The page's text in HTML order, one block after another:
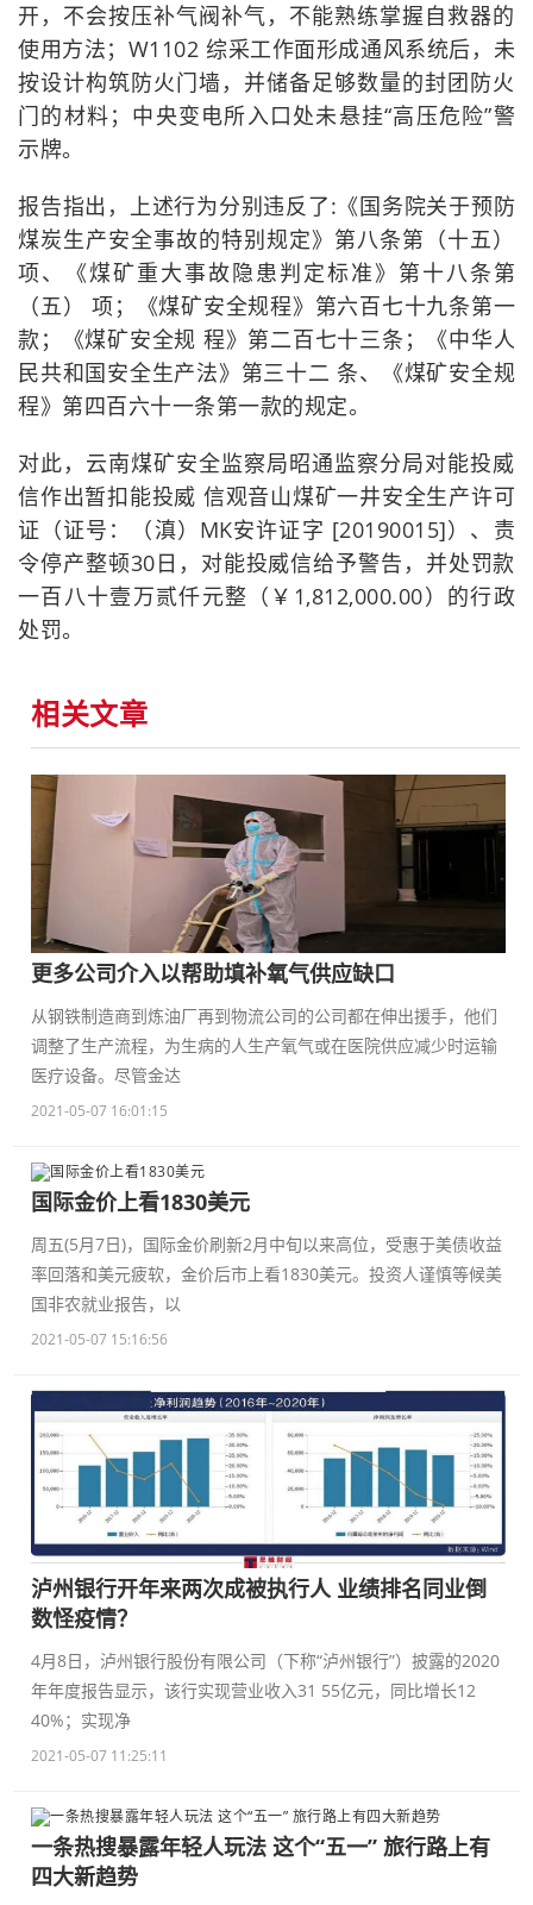
开，不会按压补气阀补气，不能熟练掌握自救器的
使用方法；W1102 综采工作面形成通风系统后，未
按设计构筑防火门墙，并储备足够数量的封团防火
门的材料；中央变电所入口处未悬挂“高压危险”警
示牌。
报告指出，上述行为分别违反了:《国务院关于预防
煤炭生产安全事故的特别规定》第八条第（十五）
项、《煤矿重大事故隐患判定标准》第十八条第
（五） 项；《煤矿安全规程》第六百七十九条第一
款；《煤矿安全规 程》第二百七十三条；《中华人
民共和国安全生产法》第三十二 条、《煤矿安全规
程》第四百六十一条第一款的规定。
对此，云南煤矿安全监察局昭通监察分局对能投威
信作出暂扣能投威 信观音山煤矿一井安全生产许可
证（证号：（滇）MK安许证字 [20190015]）、责
令停产整顿30日，对能投威信给予警告，并处罚款
一百八十壹万贰仟元整（￥1,812,000.00）的行政
处罚。
相关文章
更多公司介入以帮助填补氧气供应缺口
从钢铁制造商到炼油厂再到物流公司的公司都在伸出援手，他们
调整了生产流程，为生病的人生产氧气或在医院供应减少时运输
医疗设备。尽管金达
2021-05-07 16:01:15
国际金价上看1830美元
周五(5月7日)，国际金价刷新2月中旬以来高位，受惠于美债收益
率回落和美元疲软，金价后市上看1830美元。投资人谨慎等候美
国非农就业报告，以
2021-05-07 15:16:56
泸州银行开年来两次成被执行人 业绩排名同业倒
数怪疫情？
4月8日，泸州银行股份有限公司（下称“泸州银行”）披露的2020
年年度报告显示，该行实现营业收入31 55亿元，同比增长12
40%；实现净
2021-05-07 11:25:11
一条热搜暴露年轻人玩法 这个“五一” 旅行路上有
四大新趋势